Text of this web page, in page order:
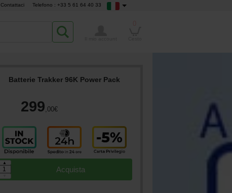
Contattaci Telefono : +33 5 61 64 40 33
Batterie Trakker 96K Power Pack
299,00€
Acquista
▲